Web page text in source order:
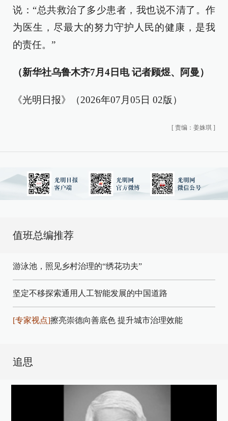
说：“总共救治了多少患者，我也说不清了。作
为医生，尽最大的努力守护人民的健康，是我
的责任。”
（新华社乌鲁木齐7月4日电 记者顾煜、阿曼）
《光明日报》（2026年07月05日 02版）
[ 责编：姜姝琪 ]
值班总编推荐
游泳池，照见乡村治理的“绣花功夫”
坚定不移探索通用人工智能发展的中国道路
[专家视点]擦亮崇德向善底色 提升城市治理效能
追思